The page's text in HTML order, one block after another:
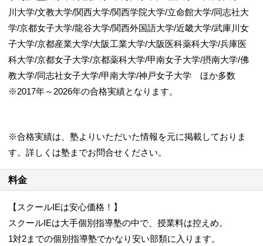
川大学/文教大学/関西大学/関西学院大学/立命館大学/同志社大
学/京都女子大学/龍谷大学/関西外国語大学/近畿大学/武庫川女
子大学/京都産業大学/大阪工業大学/大阪医科薬科大学/兵庫医
科大学/京都女子大学/京都薬科大学/甲南女子大学/摂南大学/佛
教大学/同志社女子大学/甲南大学/神戸女子大学 ほか多数
※2017年～2026年の合格実績となります。
※合格実績は、塾よりいただいた情報を元に掲載しておりま
す。詳しくは塾までお問合せください。
料金
【スクールIEは安心価格！】
スクールIEは大手個別指導塾の中で、授業料は控えめ。
1対2までの個別指導塾でかなり安い部類に入ります。